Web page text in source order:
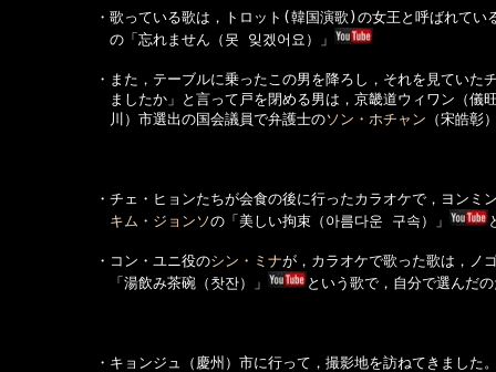
・歌っている歌は，トロット(韓国演歌)の女王と呼ばれている
の「忘れません（못 잊겠어요）」
・また，テーブルに乗ったこの男を降ろし，それを見ていたチ
ましたか」と言って戸を閉める男は，京畿道ウィワン（儀旺
川）市選出の国会議員で弁護士のソン・ホチャン （宋皓彰
・チェ・ヒョンたちが会食の後に行ったカラオケで，ヨンミン
キム・ジョンソの「美しい拘束（아름다운 구속）」
・コン・ユニ役のシン・ミナが，カラオケで歌った歌は，ノ
「湯飲み茶碗（찻잔）」
という歌で，自分で選んだ
・キョンジュ（慶州）市に行って，撮影地を訪ねてきました